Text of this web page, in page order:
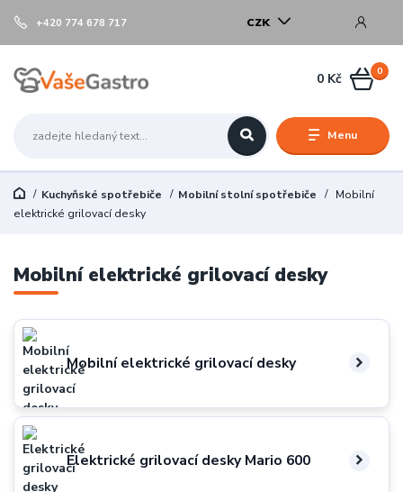
Menu
CZK
+420 774 678 717
0
0 Kč
Kuchyňské spotřebiče Mobilní stolní spotřebiče
Mobilní
elektrické grilovací desky
Mobilní elektrické grilovací desky
Mobilní elektrické grilovací desky
Elektrické grilovací desky Mario 600